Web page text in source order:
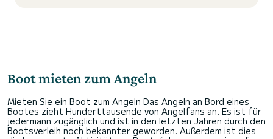
Boot mieten zum Angeln
Mieten Sie ein Boot zum Angeln Das Angeln an Bord eines
Bootes zieht Hunderttausende von Angelfans an. Es ist für
jedermann zugänglich und ist in den letzten Jahren durch den
Bootsverleih noch bekannter geworden. Außerdem ist dies